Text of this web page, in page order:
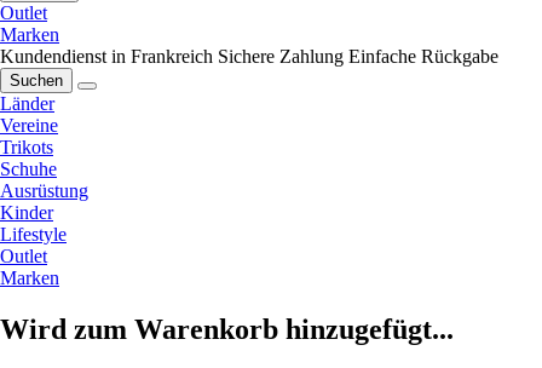
Outlet
Marken
Kundendienst in Frankreich Sichere Zahlung Einfache Rückgabe
Suchen
Länder
Vereine
Trikots
Schuhe
Ausrüstung
Kinder
Lifestyle
Outlet
Marken
Wird zum Warenkorb hinzugefügt...